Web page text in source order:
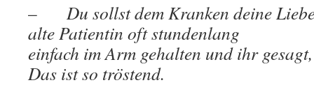
– Du sollst dem Kranken deine
alte Patientin oft stundenlang
einfach im Arm gehalten und ihr
Das ist so tröstend.